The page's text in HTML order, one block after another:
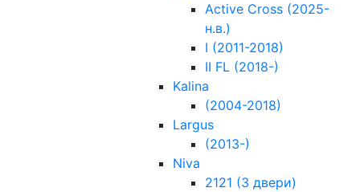
Active Cross (2025-
н.в.)
I (2011-2018)
II FL (2018-)
Kalina
(2004-2018)
Largus
(2013-)
Niva
2121 (3 двери)